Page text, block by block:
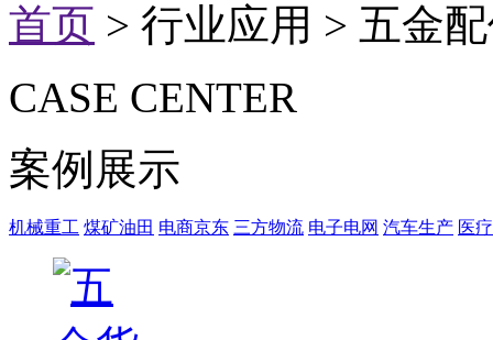
首页 > 行业应用 > 五金
CASE CENTER
案例展示
机械重工 煤矿油田 电商京东 三方物流 电子电网 汽车生产 医